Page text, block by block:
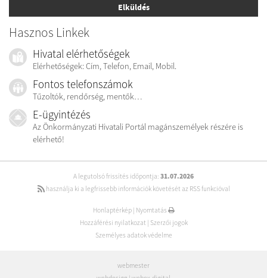
Elküldés
Hasznos Linkek
Hivatal elérhetőségek
Elérhetőségek: Cím, Telefon, Email, Mobil.
Fontos telefonszámok
Tűzoltók, rendőrség, mentők…
E-ügyintézés
Az Önkormányzati Hivatali Portál magánszemélyek részére is
elérhető!
A legutolsó frissítés időpontja: 31.07.2026
használja ki a legfrissebb információk követését az RSS funkcióval
Honlaptérkép| Nyomtatás
Hozzáférési nyilatkozat
Szerzői jogok
Személyes adatok védelme
webmester